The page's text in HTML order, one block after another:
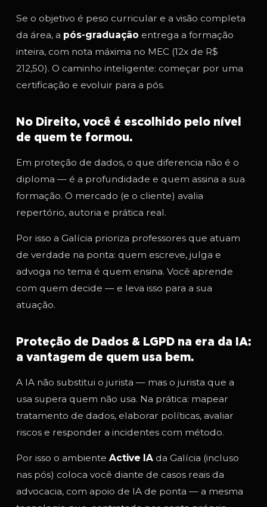
Se o objetivo é peso curricular e a visão completa
da área, a pós-graduação entrega a formação
inteira, com nota máxima no MEC (12x de R$
212,50). O caminho inteligente: começar por uma
certificação e evoluir para a pós.
No Direito, você é escolhido pelo nível
de quem te formou.
Em proteção de dados, o que diferencia não é o
diploma — é a profundidade e quem assina a sua
formação. O mercado (e o cliente) avalia
repertório, autoria e prática real.
Por isso a Galícia prioriza professores que atuam
de verdade na ponta: quem escreve, julga e
advoga no tema é quem ensina. Você aprende
com quem decide — e leva isso para a sua
atuação.
Proteção de Dados & LGPD na era da IA:
a vantagem de quem usa bem.
A IA não substitui o jurista — mas o jurista que a
usa supera quem não usa. Na prática: mapear
tratamento de dados, elaborar políticas, avaliar
riscos e responder a incidentes com método.
Por isso o ambiente Active IAda Galícia (incluso
nas pós) coloca você diante de casos reais da
advocacia, com apoio de IA de ponta — a mesma